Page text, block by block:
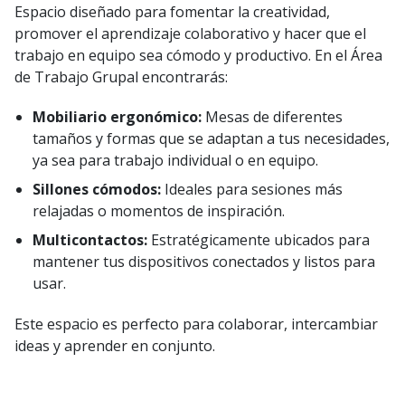
Espacio diseñado para fomentar la creatividad,
promover el aprendizaje colaborativo y hacer que el
trabajo en equipo sea cómodo y productivo. En el Área
de Trabajo Grupal encontrarás:
Mobiliario ergonómico: Mesas de diferentes
tamaños y formas que se adaptan a tus necesidades,
ya sea para trabajo individual o en equipo.
Sillones cómodos: Ideales para sesiones más
relajadas o momentos de inspiración.
Multicontactos: Estratégicamente ubicados para
mantener tus dispositivos conectados y listos para
usar.
Este espacio es perfecto para colaborar, intercambiar
ideas y aprender en conjunto.